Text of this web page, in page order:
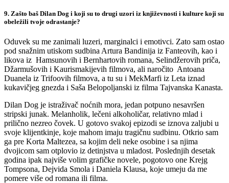
9. Zašto baš Dilan Dog i koji su to drugi uzori iz književnosti i kulture koji su
obeležili tvoje odrastanje?
Oduvek su me zanimali luzeri, marginalci i emotivci. Zato sam ostao
pod snažnim utiskom sudbina Artura Bandinija iz Fanteovih, kao i
likova iz Hamsunovih i Bernhartovih romana, Selindžerovih priča,
Džarmušovih i Kaurismakijevih filmova, ali naročito Antoana
Duanela iz Trifoovih filmova, a tu su i MekMarfi iz Leta iznad
kukavičjeg gnezda i Saša Belopoljanski iz filma Tajvanska Kanasta.
Dilan Dog je istraživač noćnih mora, jedan potpuno nesavršen
stripski junak. Melanholik, lečeni alkoholičar, relativno mlad i
prilično nezreo čovek. U gotovo svakoj epizodi se iznova zaljubi u
svoje klijentkinje, koje mahom imaju tragičnu sudbinu. Otkrio sam
ga pre Korta Maltezea, sa kojim deli neke osobine i sa njima
dvojicom sam otplovio iz detinjstva u mladost. Poslednjih desetak
godina ipak najviše volim grafičke novele, pogotovo one Krejg
Tompsona, Dejvida Smola i Daniela Klausa, koje umeju da me
pomere više od romana ili filma.